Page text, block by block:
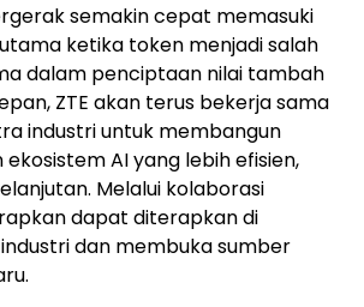
semakin cepat memasuki
ketika token menjadi salah
dalam penciptaan nilai tambah
ZTE akan terus bekerja sama
industri untuk membangun
AI yang lebih efisien,
Melalui kolaborasi
dapat diterapkan di
dan membuka sumber